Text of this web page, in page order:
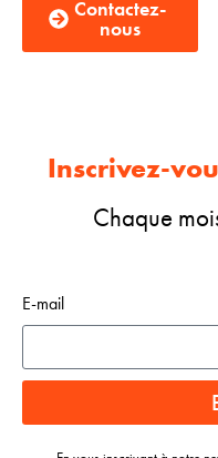
Contactez-
nous
Inscrivez-
Chaque
E-mail